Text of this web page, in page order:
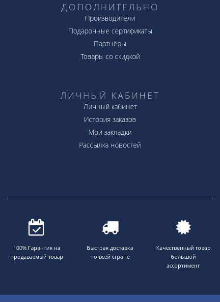
ДОПОЛНИТЕЛЬНО
Производители
Подарочные сертификаты
Партнёры
Товары со скидкой
ЛИЧНЫЙ КАБИНЕТ
Личный кабинет
История заказов
Мои закладки
Рассылка новостей
100% Гарантия на
продаваемый товар
Быстрая доставка
по всей стране
Качественный товар
большой
ассортимент